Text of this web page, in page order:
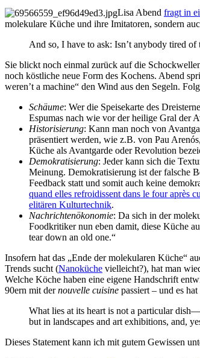
Lisa Abend fragt in
molekulare Küche und ihre Imitatoren, sondern
And so, I have to ask: Isn’t anybody tired
Sie blickt noch einmal zurück auf die
noch köstliche neue Form des Kochens. Abend
weren’t a machine“ den Wind aus den Segeln.
Schäume: Wer die Speisekarte des
Espumas nach wie vor der heilige Gral der
Historisierung: Kann man noch von
präsentiert werden, wie z.B. von Pau
Küche als Avantgarde oder Revolution
Demokratisierung: Jeder kann sich die
Meinung. Demokratisierung ist der falsche
Feedback statt und somit auch keine
quand elles refroidissent dans le four après
elitären Kulturtechnik.
Nachrichtenökonomie: Da sich in der
Foodkritiker nun eben damit, diese Küche
tear down an old one.“
Insofern hat das „Ende der molekularen Küche“
Trends sucht (Nanoküche vielleicht?), hat man
Welche Köche haben eine eigene Handschrift
90ern mit dernouvelle cuisine passiert – und es
What lies at its heart is not a particular
but in landscapes and art exhibitions, and,
Dieses Statement kann ich mit gutem Gewissen